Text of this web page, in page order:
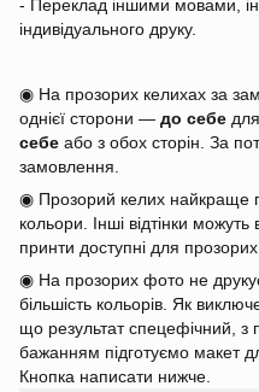
- Переклад іншими мовами,
індивідуального друку.
◉ На прозорих келихах за
однієї сторони — до себе
себе або з обох сторін. За
замовлення.
◉ Прозорий келих найкраще
кольори. Інші відтінки
принти доступні для прозорих
◉ На прозорих фото не
більшість кольорів. Як
що результат спецефічний,
бажанням підготуємо макет
Кнопка написати нижче.